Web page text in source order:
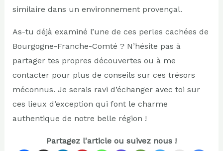
similaire dans un environnement provençal.
As-tu déjà examiné l’une de ces perles cachées de
Bourgogne-Franche-Comté ? N’hésite pas à
partager tes propres découvertes ou à me
contacter pour plus de conseils sur ces trésors
méconnus. Je serais ravi d’échanger avec toi sur
ces lieux d’exception qui font le charme
authentique de notre belle région !
Partagez l'article ou suivez nous !